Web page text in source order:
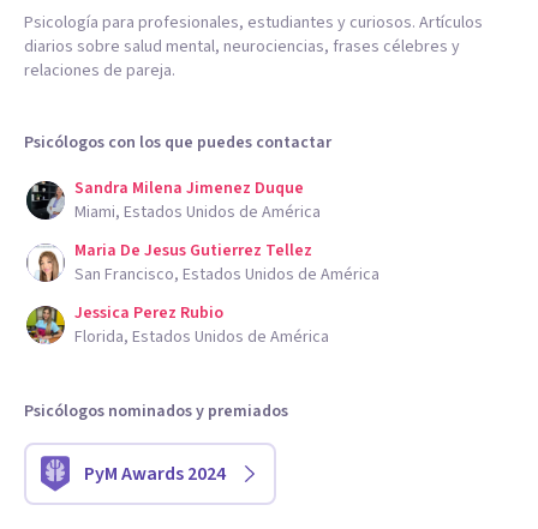
Psicología para profesionales, estudiantes y curiosos. Artículos
diarios sobre salud mental, neurociencias, frases célebres y
relaciones de pareja.
Psicólogos con los que puedes contactar
Sandra Milena Jimenez Duque
Miami, Estados Unidos de América
Maria De Jesus Gutierrez Tellez
San Francisco, Estados Unidos de América
Jessica Perez Rubio
Florida, Estados Unidos de América
Psicólogos nominados y premiados
PyM Awards 2024